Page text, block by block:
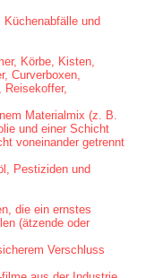
und
Körbe, Kisten,
Curverboxen,
Reisekoffer,
Materialmix (z. B.
und einer Schicht
voneinander getrennt
Pestiziden und
die ein ernstes
(ätzende oder
Verschluss